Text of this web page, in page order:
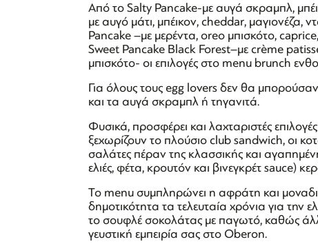
Από το Salty Pancake-με αυγά σκραμπλ,
με αυγό μάτι, μπέικον, cheddar, μαγιονέζα,
Pancake –με μερέντα, oreo μπισκότο,
Sweet Pancake Black Forest–με crème
μπισκότο- οι επιλογές στο menu brunch
Για όλους τους egg lovers δεν θα
και τα αυγά σκραμπλ ή τηγανιτά.
Φυσικά, προσφέρει και λαχταριστές
ξεχωρίζουν το πλούσιο club sandwich, οι
σαλάτες πέραν της κλασσικής και
ελιές, φέτα, κρουτόν και βινεγκρέτ sauce)
To menu συμπληρώνει η αφράτη και
δημοτικότητα τα τελευταία χρόνια για την
το σουφλέ σοκολάτας με παγωτό, καθώς
γευστική εμπειρία σας στο Oberon.